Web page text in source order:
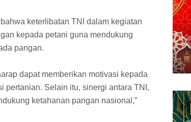
keterlibatan TNI dalam kegiatan
kepada petani guna mendukung
pangan.
dapat memberikan motivasi kepada
pertanian. Selain itu, sinergi antara TNI,
ketahanan pangan nasional,”